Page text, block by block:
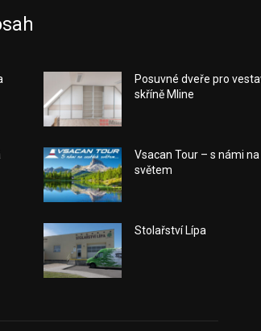
Posuvné dveře pro
skříně Mline
Vsacan Tour – s námi
světem
Stolařství Lípa